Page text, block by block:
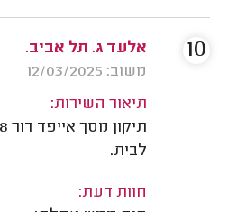
אלעד ג. תל אביב.
משוב: 12/03/2025
תיאור השירות:
לבית.
חוות דעת:
10